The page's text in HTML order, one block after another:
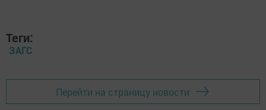
Теги:
ЗАГС
Перейти на страницу новости